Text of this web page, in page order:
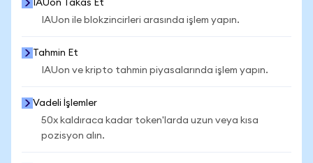
IAUon Takas Et
IAUon ile blokzincirleri arasında işlem yapın.
Tahmin Et
IAUon ve kripto tahmin piyasalarında işlem yapın.
Vadeli İşlemler
50x kaldıraca kadar token'larda uzun veya kısa
pozisyon alın.